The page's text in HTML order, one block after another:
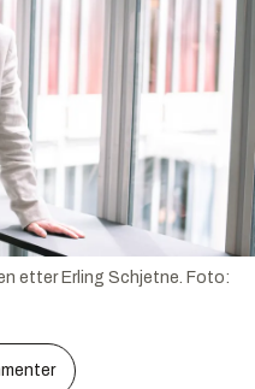
etter Erling Schjetne. Foto: